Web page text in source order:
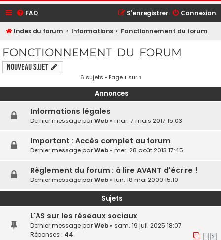
FAQ Connexion
S’enregistrer
Index du forum Informations Fonctionnement du forum
FONCTIONNEMENT DU FORUM
Nouveau sujet
6 sujets • Page1 sur1
Annonces
Informations légales
Dernier message parWeb « mar. 7 mars 2017 15:03
Important : Accès complet au forum
Dernier message parWeb « mer. 28 août 2013 17:45
Règlement du forum : à lire AVANT d'écrire !
Dernier message parWeb « lun. 18 mai 2009 15:10
Sujets
L'AS sur les réseaux sociaux
Dernier message parWeb « sam. 19 juil. 2025 18:07
Réponses : 44 1 2